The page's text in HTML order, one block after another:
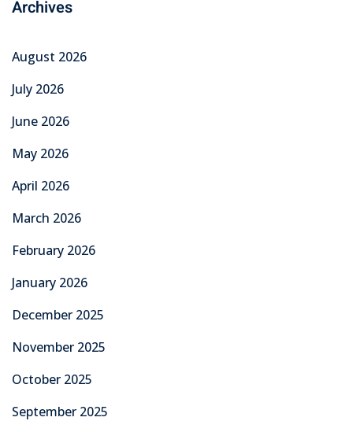
Archives
August 2026
July 2026
June 2026
May 2026
April 2026
March 2026
February 2026
January 2026
December 2025
November 2025
October 2025
September 2025